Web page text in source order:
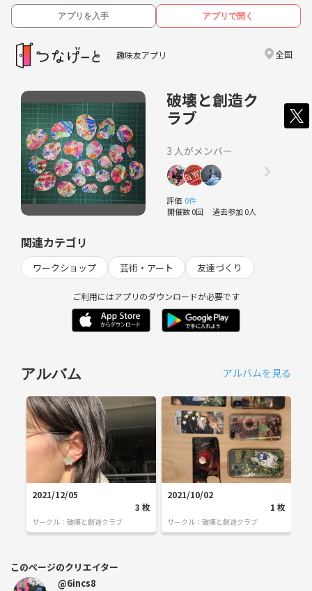
アプリを入手 アプリで開く
趣味友アプリ 全国
破壊と創造ク
ラブ
3 人がメンバー
評価 0件
開催数 0回 過去参加 0人
関連カテゴリ
ワークショップ 芸術・アート 友達づくり
ご利用にはアプリのダウンロードが必要です
アルバム アルバムを見る
2021/12/05
3 枚
サークル： 破壊と創造クラブ
2021/10/02
1 枚
サークル： 破壊と創造クラブ
このページのクリエイター
@6incs8